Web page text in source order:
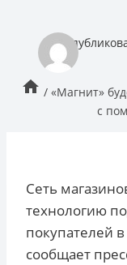
/ «Магнит»
с
Сеть
технологию
покупателей
сообщает